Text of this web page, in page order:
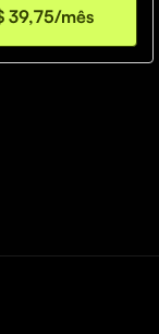
39,75/mês